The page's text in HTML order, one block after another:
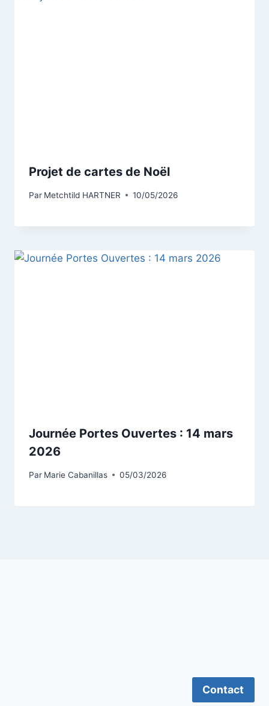
Projet de cartes de Noël
Par Metchtild HARTNER 10/05/2026
Journée Portes Ouvertes : 14 mars
2026
Par Marie Cabanillas 05/03/2026
Contact